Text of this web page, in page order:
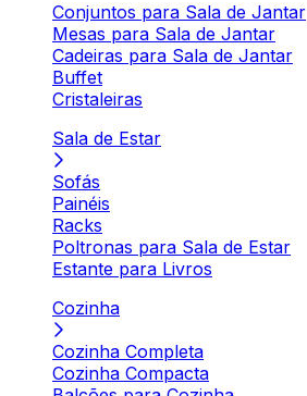
Conjuntos para Sala de Jantar
Mesas para Sala de Jantar
Cadeiras para Sala de Jantar
Buffet
Cristaleiras
Sala de Estar
Sofás
Painéis
Racks
Poltronas para Sala de Estar
Estante para Livros
Cozinha
Cozinha Completa
Cozinha Compacta